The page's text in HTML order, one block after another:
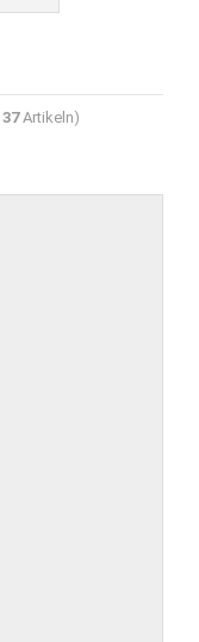
37Artikeln)